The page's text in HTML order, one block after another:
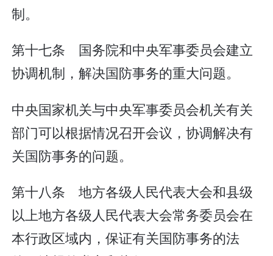
制。
第十七条 国务院和中央军事委员会建立
协调机制，解决国防事务的重大问题。
中央国家机关与中央军事委员会机关有关
部门可以根据情况召开会议，协调解决有
关国防事务的问题。
第十八条 地方各级人民代表大会和县级
以上地方各级人民代表大会常务委员会在
本行政区域内，保证有关国防事务的法